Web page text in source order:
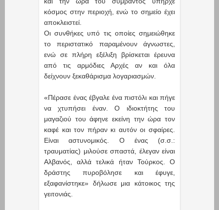
κόσμος στην περιοχή, ενώ το σημείο έχει
αποκλειστεί.
Οι συνθήκες υπό τις οποίες σημειώθηκε
το περιστατικό παραμένουν άγνωστες,
ενώ σε πλήρη εξέλιξη βρίσκεται έρευνα
από τις αρμόδιες Αρχές αν και όλα
δείχνουν ξεκαθάρισμα λογαριασμών.
«Πέρασε ένας έβγαλε ένα πιστόλι και πήγε
να χτυπήσει έναν. Ο ιδιοκτήτης του
μαγαζιού του άφηνε εκείνη την ώρα τον
καφέ και τον πήραν κι αυτόν οι σφαίρες.
Είναι αστυνομικός. Ο ένας (σ.σ.:
τραυματίας) μιλούσε σπαστά, έλεγαν είναι
Αλβανός, αλλά τελικά ήταν Τούρκος. Ο
δράστης πυροβόλησε και έφυγε,
εξαφανίστηκε» δήλωσε μια κάτοικος της
γειτονιάς.